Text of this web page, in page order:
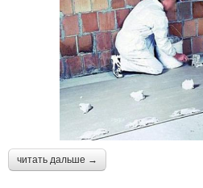
читать дальше →